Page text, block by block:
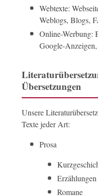
Webtexte:
Weblogs, Blogs,
Online-Werbung:
Google-
Übersetzungen
Unsere
Texte jeder Art:
Prosa
Erzählungen
Romane